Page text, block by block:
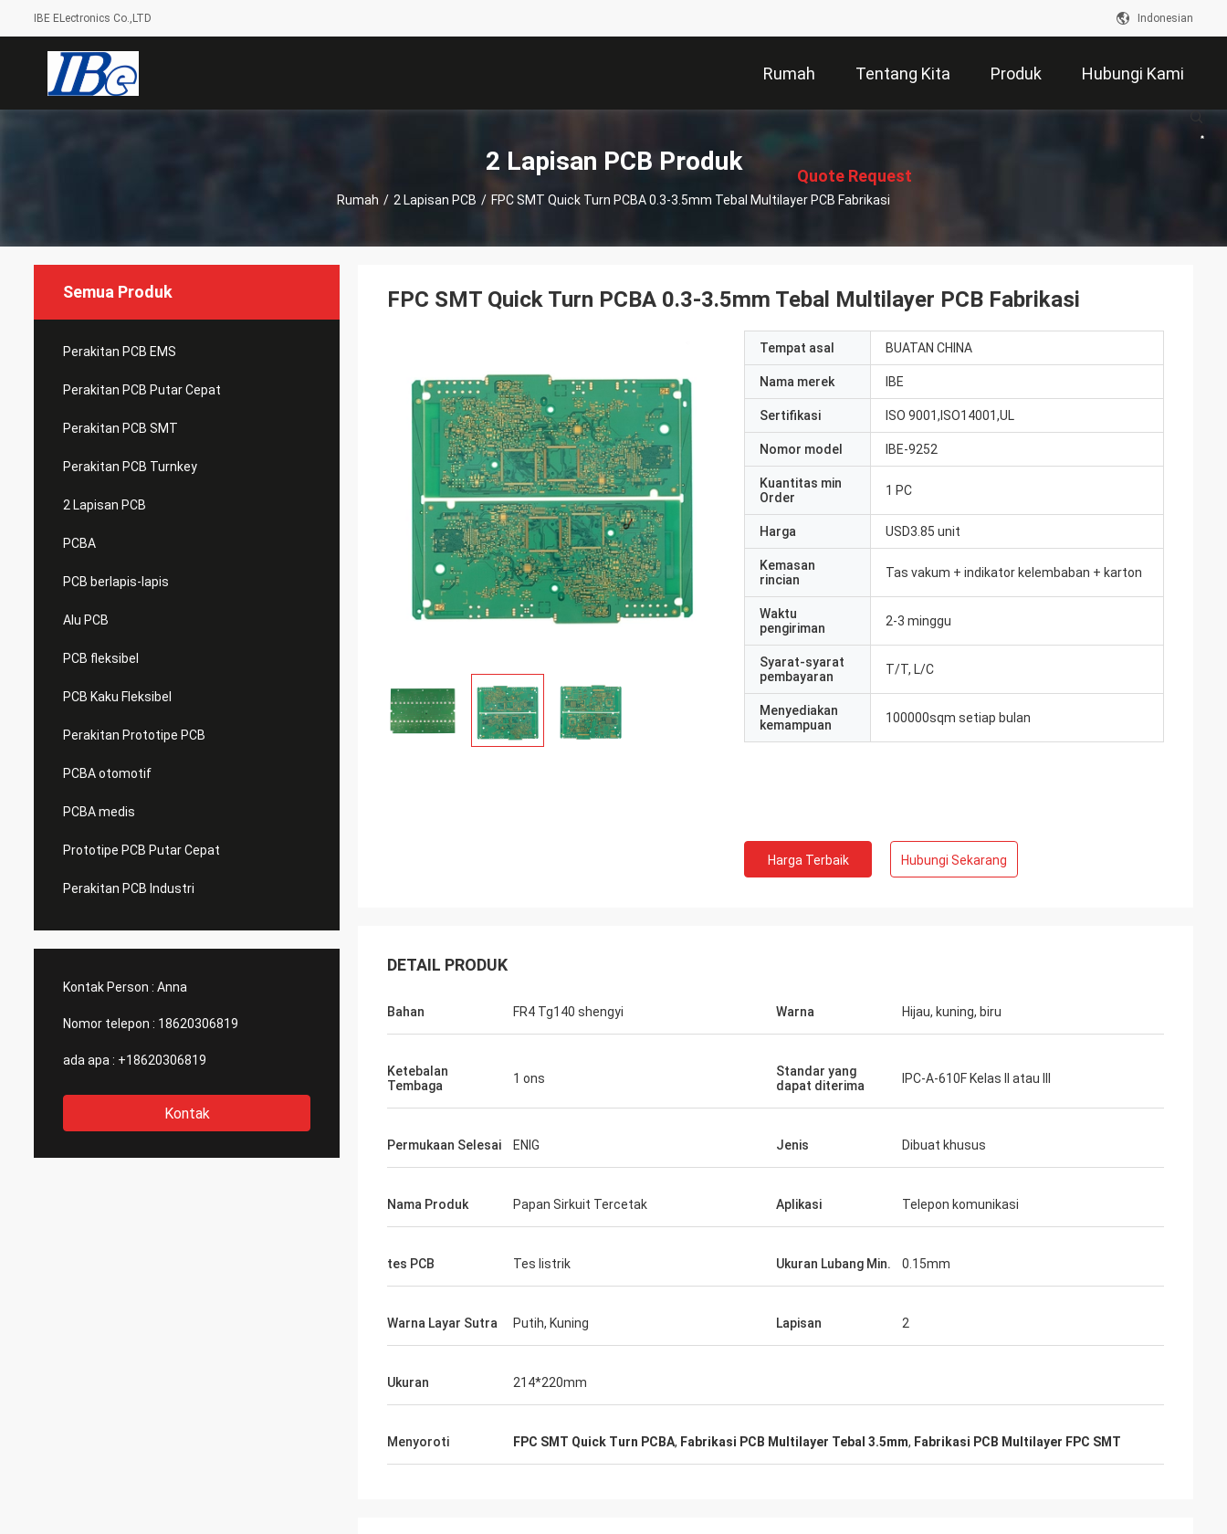
IBE ELectronics Co.,LTD Indonesian
Rumah Tentang Kita Produk Hubungi Kami
Quote Request
Suatu
2 Lapisan PCB Produk
Rumah / 2 Lapisan PCB / FPC SMT Quick Turn PCBA 0.3-3.5mm Tebal Multilayer PCB Fabrikasi
Semua Produk
Perakitan PCB EMS
Perakitan PCB Putar Cepat
Perakitan PCB SMT
Perakitan PCB Turnkey
2 Lapisan PCB
PCBA
PCB berlapis-lapis
Alu PCB
PCB fleksibel
PCB Kaku Fleksibel
Perakitan Prototipe PCB
PCBA otomotif
PCBA medis
Prototipe PCB Putar Cepat
Perakitan PCB Industri
Kontak Person : Anna
Nomor telepon : 18620306819
ada apa : +18620306819
Kontak
FPC SMT Quick Turn PCBA 0.3-3.5mm Tebal Multilayer PCB Fabrikasi
Tempat asal BUATAN CHINA
Nama merek IBE
Sertifikasi ISO 9001,ISO14001,UL
Nomor model IBE-9252
Kuantitas min
Order
1 PC
Harga USD3.85 unit
Kemasan
rincian
Tas vakum + indikator kelembaban + karton
Waktu
pengiriman
2-3 minggu
Syarat-syarat
pembayaran
T/T, L/C
Menyediakan
kemampuan
100000sqm setiap bulan
Harga Terbaik Hubungi Sekarang
DETAIL PRODUK
Bahan FR4 Tg140 shengyi Warna Hijau, kuning, biru
Ketebalan
Tembaga
1 ons
Standar yang
dapat diterima
IPC-A-610F Kelas II atau III
Permukaan Selesai ENIG Jenis Dibuat khusus
Nama Produk Papan Sirkuit Tercetak Aplikasi Telepon komunikasi
tes PCB Tes listrik Ukuran Lubang Min. 0.15mm
Warna Layar Sutra Putih, Kuning Lapisan 2
Ukuran 214*220mm
Menyoroti FPC SMT Quick Turn PCBA, Fabrikasi PCB Multilayer Tebal 3.5mm, Fabrikasi PCB Multilayer FPC SMT